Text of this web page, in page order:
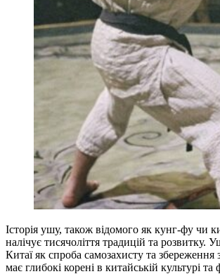
Історія ушу, також відомого як кунг-фу чи
налічує тисячоліття традицій та розвитку.
Китаї як спроба самозахисту та збереження
має глибокі корені в китайській культурі та